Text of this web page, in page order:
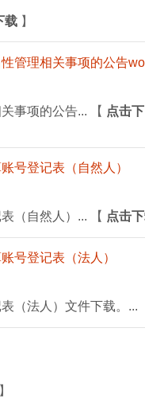
载】
管理相关事项的公告
事项的公告... 【 点击下
号登记表（自然人）
（自然人）... 【 点击
号登记表（法人）
（法人）文件下载。...